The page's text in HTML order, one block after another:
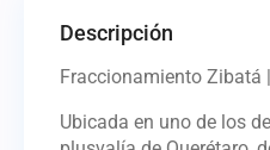
Descripción
Fraccionamiento Zibatá
Ubicada en uno de los